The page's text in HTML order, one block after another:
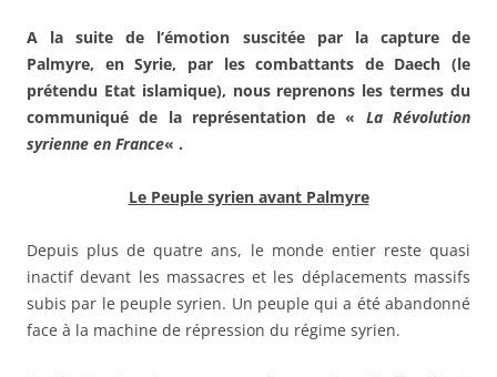
A la suite de l’émotion suscitée par la capture de
Palmyre, en Syrie, par les combattants de Daech (le
prétendu Etat islamique), nous reprenons les termes du
communiqué de la représentation de « La Révolution
syrienne en France« .
Le Peuple syrien avant Palmyre
Depuis plus de quatre ans, le monde entier reste quasi
inactif devant les massacres et les déplacements massifs
subis par le peuple syrien. Un peuple qui a été abandonné
face à la machine de répression du régime syrien.